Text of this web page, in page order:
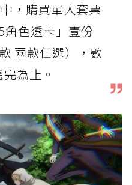
，購買單人套票
角色透卡」壹份
兩款任選），數
為止。